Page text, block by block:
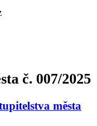
č. 007/2025
města